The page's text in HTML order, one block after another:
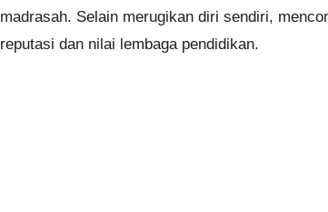
madrasah. Selain merugikan diri sendiri,
reputasi dan nilai lembaga pendidikan.